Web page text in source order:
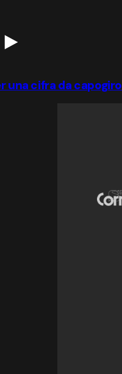
una cifra da capogiro